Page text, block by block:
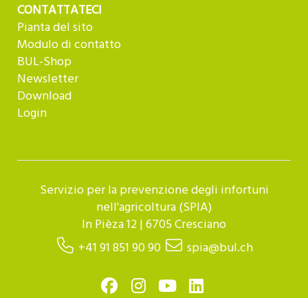
CONTATTATECI
Pianta del sito
Modulo di contatto
BUL-Shop
Newsletter
Download
Login
Servizio per la prevenzione degli infortuni
nell'agricoltura (SPIA)
In Pièza 12 | 6705 Cresciano
+41 91 851 90 90
spia@bul.ch